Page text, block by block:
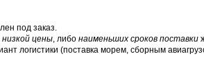
под заказ.
цены, либонаименьших сроков поставки
логистики (поставка морем, сборным